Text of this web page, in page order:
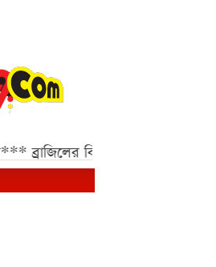
ব্রাজিলের বিপক্ষে ম্যাচ নিয়ে ভারতের